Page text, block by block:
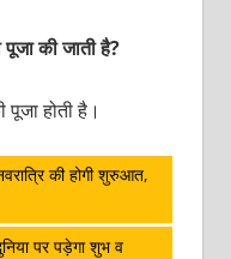
की जाती है?
पूजा होती है।
की होगी शुरुआत,
पर पड़ेगा शुभ व